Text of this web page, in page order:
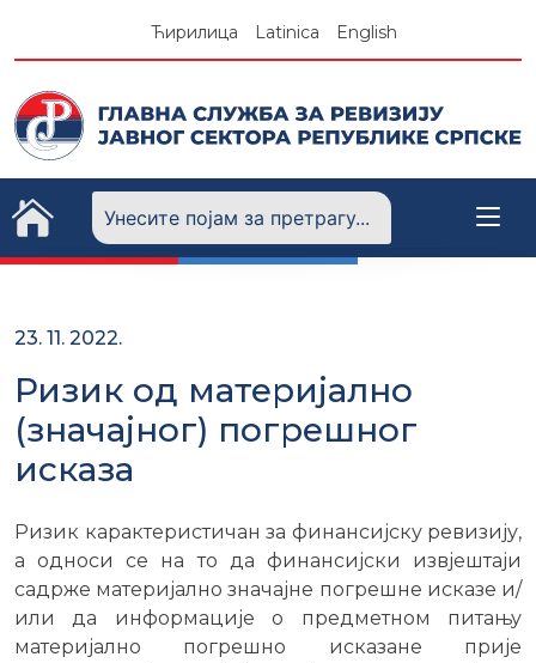
Ћирилица Latinica English
23. 11. 2022.
Ризик од материјално
(значајног) погрешног
исказа
Ризик карактеристичан за финансијску ревизију,
а односи се на то да финансијски извјештаји
садрже материјално значајне погрешне исказе и/
или да информације о предметном питању
материјално погрешно исказане прије